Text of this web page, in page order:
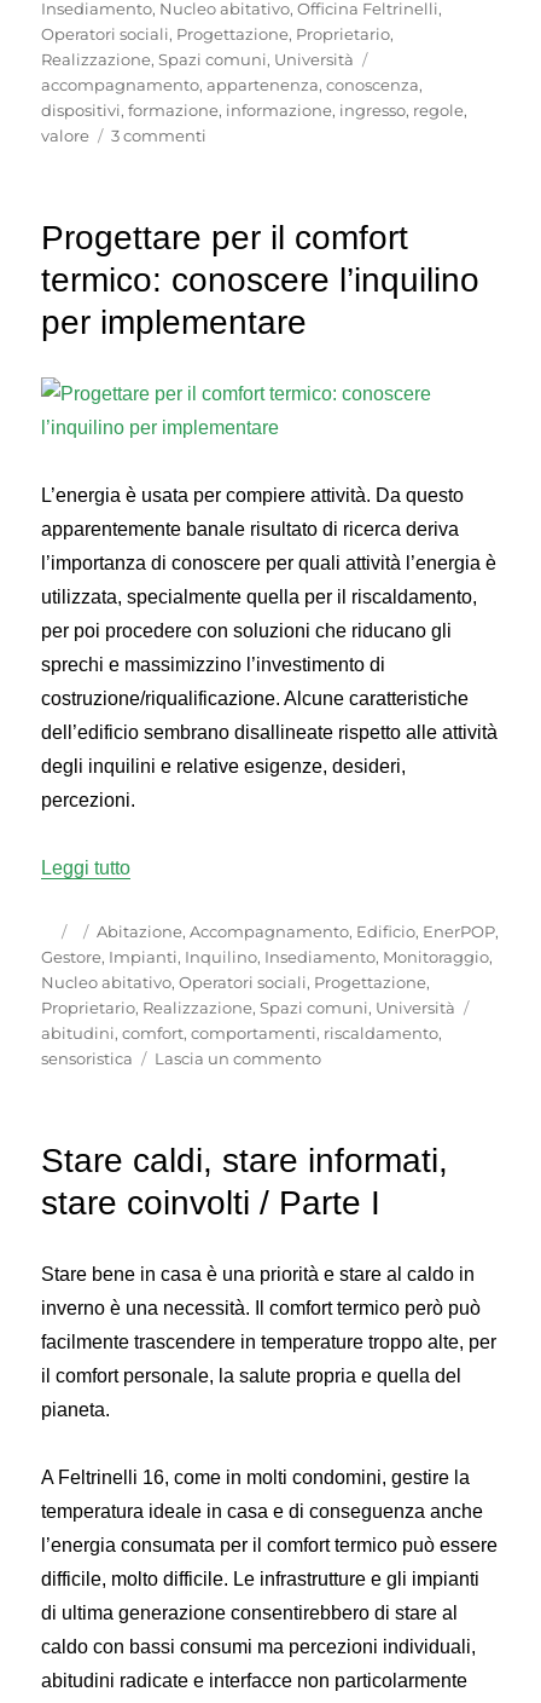
Insediamento, Nucleo abitativo,Officina Feltrinelli,
Operatori sociali, Progettazione, Proprietario,
Realizzazione,Spazi comuni, Università
accompagnamento,appartenenza,conoscenza,
dispositivi,formazione, informazione, ingresso, regole,
valore
3 commenti
Progettare per il comfort
termico: conoscere l’inquilino
per implementare
L’energia è usata per compiere attività. Da questo
apparentemente banale risultato di ricerca deriva
l’importanza di conoscere per quali attività l’energia è
utilizzata, specialmente quella per il riscaldamento,
per poi procedere con soluzioni che riducano gli
sprechi e massimizzino l’investimento di
costruzione/riqualificazione. Alcune caratteristiche
dell’edificio sembrano disallineate rispetto alle attività
degli inquilini e relative esigenze, desideri,
percezioni.
Leggi tutto“Progettare per il comfort termico: conoscere
AutorePubblicato
il
Categorie
Abitazione,Accompagnamento, Edificio, EnerPOP,
Gestore, Impianti, Inquilino, Insediamento, Monitoraggio,
Nucleo abitativo,Operatori sociali, Progettazione,
Proprietario, Realizzazione,Spazi comuni, Università
abitudini,comfort,comportamenti, riscaldamento,
sensoristica
Lascia un commentosu
comfort
conoscere
implementare
Stare caldi, stare informati,
stare coinvolti / Parte I
Stare bene in casa è una priorità e stare al caldo in
inverno è una necessità. Il comfort termico però può
facilmente trascendere in temperature troppo alte, per
il comfort personale, la salute propria e quella del
pianeta.
A Feltrinelli 16, come in molti condomini, gestire la
temperatura ideale in casa e di conseguenza anche
l’energia consumata per il comfort termico può essere
difficile, molto difficile. Le infrastrutture e gli impianti
di ultima generazione consentirebbero di stare al
caldo con bassi consumi ma percezioni individuali,
abitudini radicate e interfacce non particolarmente